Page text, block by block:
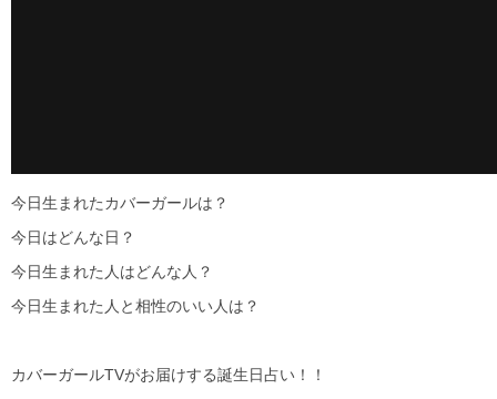
今日生まれたカバーガールは？
今日はどんな日？
今日生まれた人はどんな人？
今日生まれた人と相性のいい人は？
カバーガールTVがお届けする誕生日占い！！